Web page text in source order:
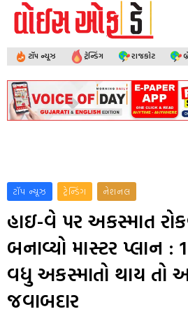
ટૉપ ન્યૂઝ ટ્રેન્ડિંગ રાજકોટ
ટૉપ ન્યૂઝ ટ્રેન્ડિંગ નેશનલ
હાઇ-વે પર અકસ્માત
બનાવ્યો માસ્ટર પ્લાન :
વધુ અકસ્માતો થાય તો
જવાબદાર